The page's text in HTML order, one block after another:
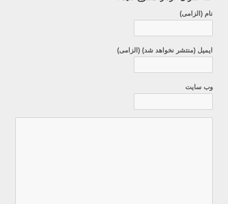
نام (الزامی)
ایمیل (منتشر نخواهد شد) (الزامی)
وب سایت